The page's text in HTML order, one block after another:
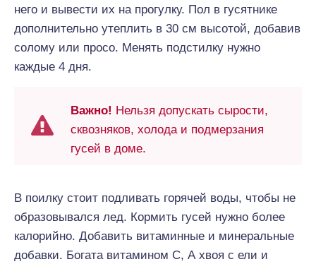
него и вывести их на прогулку. Пол в гусятнике
дополнительно утеплить в 30 см высотой, добавив
солому или просо. Менять подстилку нужно
каждые 4 дня.
Важно! Нельзя допускать сырости,
сквозняков, холода и подмерзания
гусей в доме.
В поилку стоит подливать горячей воды, чтобы не
образовывался лед. Кормить гусей нужно более
калорийно. Добавить витаминные и минеральные
добавки. Богата витамином С, А хвоя с ели и